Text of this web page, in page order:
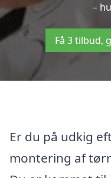
–
Få 3 tilbud,
Er du på udkig
montering af